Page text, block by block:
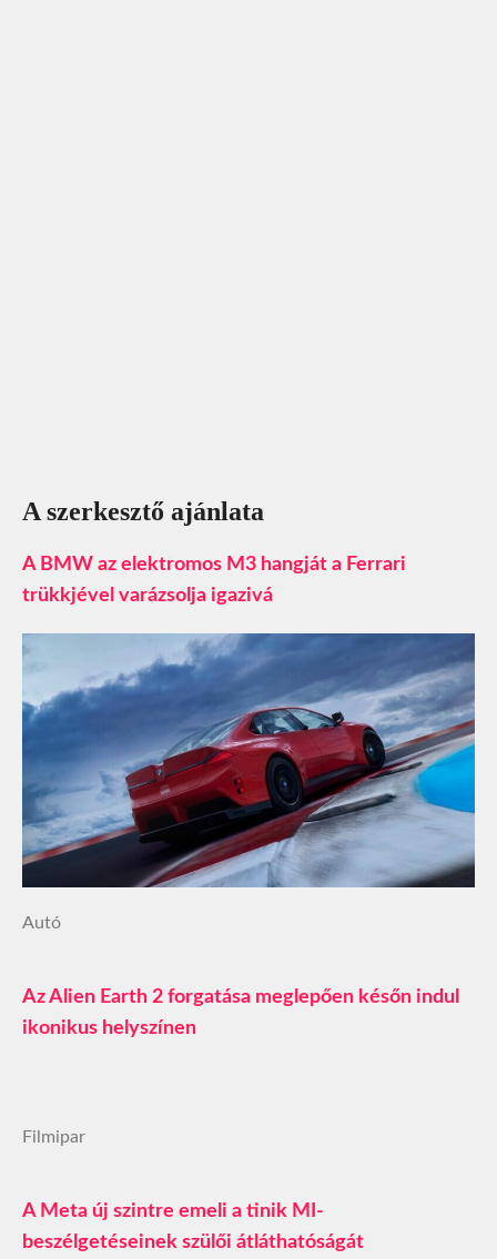
A szerkesztő ajánlata
A BMW az elektromos M3 hangját a Ferrari
trükkjével varázsolja igazivá
Autó
Az Alien Earth 2 forgatása meglepően későn indul
ikonikus helyszínen
Filmipar
A Meta új szintre emeli a tinik MI-
beszélgetéseinek szülői átláthatóságát